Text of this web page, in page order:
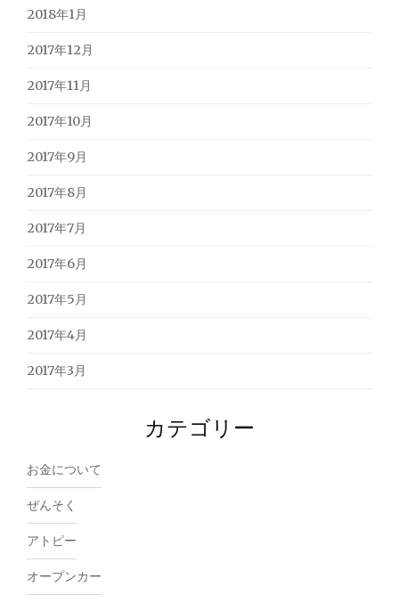
2018年1月
2017年12月
2017年11月
2017年10月
2017年9月
2017年8月
2017年7月
2017年6月
2017年5月
2017年4月
2017年3月
カテゴリー
お金について
ぜんそく
アトピー
オープンカー